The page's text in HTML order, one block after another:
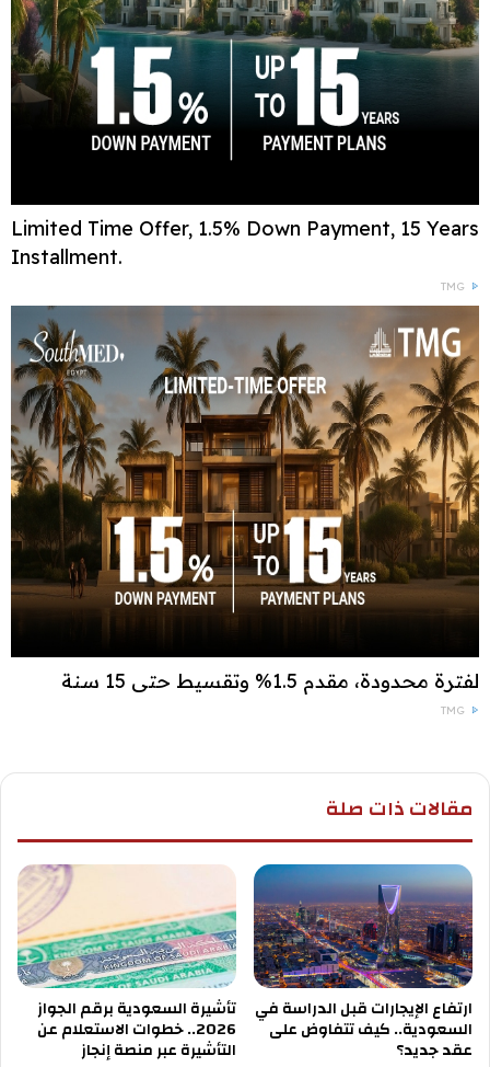
Limited Time Offer, 1.5% Down Payment, 15 Years
Installment.
TMG
لفترة محدودة، مقدم 1.5% وتقسيط حتى 15 سنة
TMG
مقالات ذات صلة
ارتفاع الإيجارات قبل الدراسة في
السعودية.. كيف تتفاوض على
عقد جديد؟
تأشيرة السعودية برقم الجواز
2026.. خطوات الاستعلام عن
التأشيرة عبر منصة إنجاز